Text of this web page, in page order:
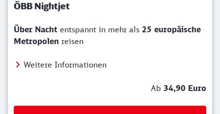
ÖBB Nightjet
Über Nacht entspannt in mehr als 25 europäische
Metropolen reisen
Weitere Informationen
Ab 34,90 Euro